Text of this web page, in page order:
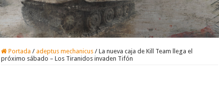
Portada / adeptus mechanicus / La nueva caja de Kill Team llega el
próximo sábado – Los Tiranidos invaden Tifón